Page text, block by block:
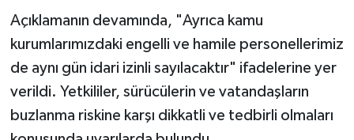
Açıklamanın devamında, "Ayrıca kamu
kurumlarımızdaki engelli ve hamile personellerimiz
de aynı gün idari izinli sayılacaktır" ifadelerine yer
verildi. Yetkililer, sürücülerin ve vatandaşların
buzlanma riskine karşı dikkatli ve tedbirli olmaları